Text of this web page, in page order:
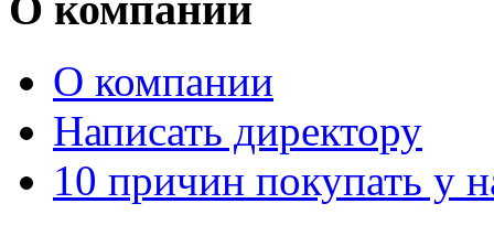
О компании
Написать директору
10 причин покупать у